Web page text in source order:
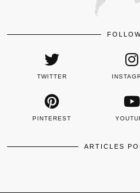
TWITTER
PINTEREST
ARTICLES